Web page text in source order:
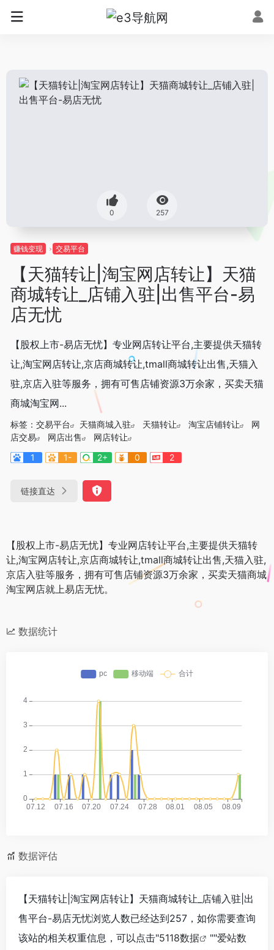
0 257
赚钱变现 交易平台
【天猫转让|淘宝网店转让】天猫
商城转让_店铺入驻|出售平台-易
店无忧
【股权上市-易店无忧】专业网店转让平台,主要提供天猫转
让,淘宝网店转让,京店商城转让,tmall商城转让出售,天猫入
驻,京店入驻等服务，拥有可售店铺资源3万余家，买卖天猫
商城淘宝网...
标签： 交易平台 天猫商城入驻 天猫转让 淘宝店铺转让
网
店交易
网店出售
网店转让
1
1- 2+ 0 2
链接直达
【股权上市-易店无忧】专业网店转让平台,主要提供天猫转
让,淘宝网店转让,京店商城转让,tmall商城转让出售,天猫入驻,
京店入驻等服务，拥有可售店铺资源3万余家，买卖天猫商城
淘宝网店就上易店无忧。
数据统计
数据评估
【天猫转让|淘宝网店转让】天猫商城转让_店铺入驻|出
售平台-易店无忧浏览人数已经达到257，如你需要查询
该站的相关权重信息，可以点击"5118数据 ""爱站数